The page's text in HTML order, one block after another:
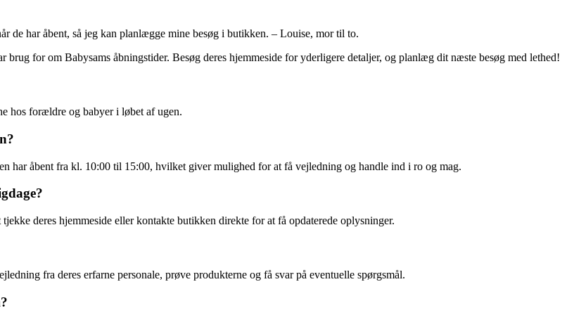
de har åbent, så jeg kan planlægge mine besøg i butikken. – Louise, mor til to.
for om Babysams åbningstider. Besøg deres hjemmeside for yderligere detaljer, og planlæg dit næste besøg med lethed!
hos forældre og babyer i løbet af ugen.
har åbent fra kl. 10:00 til 15:00, hvilket giver mulighed for at få vejledning og handle ind i ro og mag.
deres hjemmeside eller kontakte butikken direkte for at få opdaterede oplysninger.
fra deres erfarne personale, prøve produkterne og få svar på eventuelle spørgsmål.